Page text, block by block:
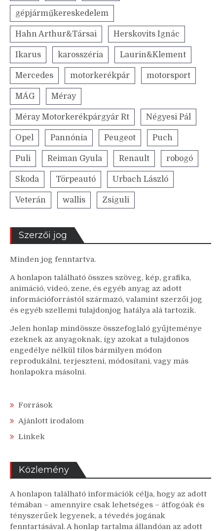
gépjárműkereskedelem
Hahn Arthur&Társai Herskovits Ignác
Ikarus karosszéria Laurin&Klement
Mercedes motorkerékpár motorsport
MÁG Méray
Méray Motorkerékpárgyár Rt Négyesi Pál
Opel Pannónia Peugeot Puch
Puli Reiman Gyula Renault robogó
Skoda Törpeautó Urbach László
Veterán wallis Zsiguli
Szerzői jog
Minden jog fenntartva.
A honlapon található összes szöveg, kép, grafika,
animáció, videó, zene, és egyéb anyag az adott
információforrástól származó, valamint szerzői jog
és egyéb szellemi tulajdonjog hatálya alá tartozik.
Jelen honlap mindössze összefoglaló gyűjteménye
ezeknek az anyagoknak, így azokat a tulajdonos
engedélye nélkül tilos bármilyen módon
reprodukálni, terjeszteni, módosítani, vagy más
honlapokra másolni.
Források
Ajánlott irodalom
Linkek
Közlemény
A honlapon található információk célja, hogy az adott
témában – amennyire csak lehetséges – átfogóak és
tényszerűek legyenek, a tévedés jogának
fenntartásával. A honlap tartalma állandóan az adott